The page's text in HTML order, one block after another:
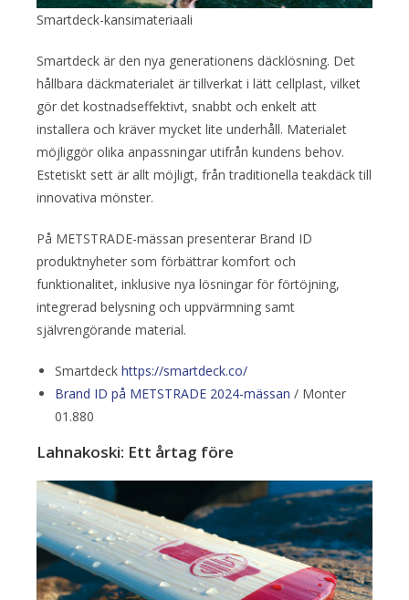
Smartdeck-kansimateriaali
Smartdeck är den nya generationens däcklösning. Det
hållbara däckmaterialet är tillverkat i lätt cellplast, vilket
gör det kostnadseffektivt, snabbt och enkelt att
installera och kräver mycket lite underhåll. Materialet
möjliggör olika anpassningar utifrån kundens behov.
Estetiskt sett är allt möjligt, från traditionella teakdäck till
innovativa mönster.
På METSTRADE-mässan presenterar Brand ID
produktnyheter som förbättrar komfort och
funktionalitet, inklusive nya lösningar för förtöjning,
integrerad belysning och uppvärmning samt
självrengörande material.
Smartdeck https://smartdeck.co/
Brand ID på METSTRADE 2024-mässan / Monter
01.880
Lahnakoski: Ett årtag före